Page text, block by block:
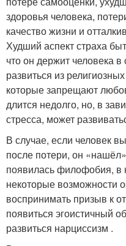
здоровья человека,
качество жизни и
Худший аспект страха
что он держит человека
развиться из
которые запрещают
длится недолго, но, в
стресса, может
В случае, если человек
после потери, он
появилась филофобия, в
некоторые возможности
воспринимать призыв к
появиться эгоистичный
развиться нарциссизм .